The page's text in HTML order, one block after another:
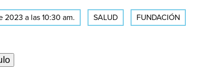
2023 a las 10:30 am. SALUD FUNDACIÓN